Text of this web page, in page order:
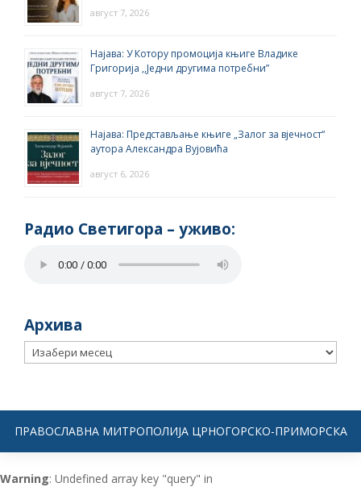
август 7, 2026
Најава: У Котору промоција књиге Владике
Григорија ,,Једни другима потребни”
август 7, 2026
Најава: Представљање књиге „Залог за вјечност“
аутора Александра Вујовића
август 6, 2026
Радио Светигора – yживо:
Архива
Архива
ПРАВОСЛАВНА МИТРОПОЛИЈА ЦРНОГОРСКО-ПРИМОРСКА
Warning: Undefined array key "query" in